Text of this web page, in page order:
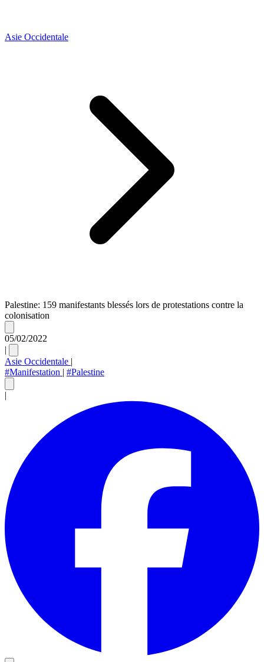
Asie Occidentale
Palestine: 159 manifestants blessés lors de protestations contre la
colonisation
05/02/2022
|
Asie Occidentale |
#Manifestation | #Palestine
|